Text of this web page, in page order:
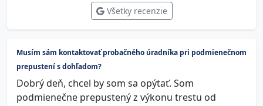
Všetky recenzie
Musím sám kontaktovať probačného úradníka pri podmienečnom
prepustení s dohľadom?
Dobrý deň, chcel by som sa opýtať. Som
podmienečne prepustený z výkonu trestu od